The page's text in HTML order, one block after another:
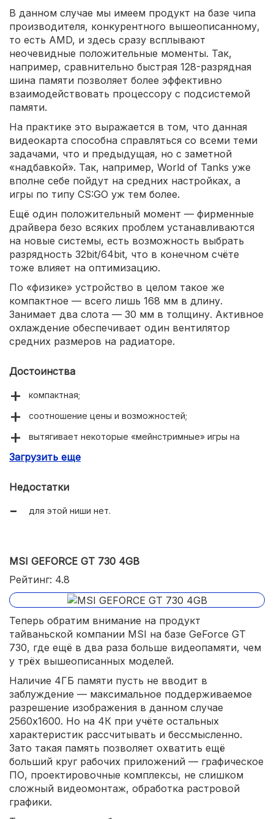
В данном случае мы имеем продукт на базе чипа
производителя, конкурентного вышеописанному,
то есть AMD, и здесь сразу всплывают
неочевидные положительные моменты. Так,
например, сравнительно быстрая 128-разрядная
шина памяти позволяет более эффективно
взаимодействовать процессору с подсистемой
памяти.
На практике это выражается в том, что данная
видеокарта способна справляться со всеми теми
задачами, что и предыдущая, но с заметной
«надбавкой». Так, например, World of Tanks уже
вполне себе пойдут на средних настройках, а
игры по типу CS:GO уж тем более.
Ещё один положительный момент — фирменные
драйвера безо всяких проблем устанавливаются
на новые системы, есть возможность выбрать
разрядность 32bit/64bit, что в конечном счёте
тоже влияет на оптимизацию.
По «физике» устройство в целом такое же
компактное — всего лишь 168 мм в длину.
Занимает два слота — 30 мм в толщину. Активное
охлаждение обеспечивает один вентилятор
средних размеров на радиаторе.
Достоинства
компактная;
соотношение цены и возможностей;
вытягивает некоторые «мейнстримные» игры на
Загрузить еще
Недостатки
для этой ниши нет.
MSI GEFORCE GT 730 4GB
Рейтинг: 4.8
Теперь обратим внимание на продукт
тайваньской компании MSI на базе GeForce GT
730, где ещё в два раза больше видеопамяти, чем
у трёх вышеописанных моделей.
Наличие 4ГБ памяти пусть не вводит в
заблуждение — максимальное поддерживаемое
разрешение изображения в данном случае
2560x1600. Но на 4К при учёте остальных
характеристик рассчитывать и бессмысленно.
Зато такая память позволяет охватить ещё
больший круг рабочих приложений — графическое
ПО, проектировочные комплексы, не слишком
сложный видеомонтаж, обработка растровой
графики.